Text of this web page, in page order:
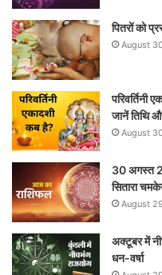
पितरों को
August
परिवर्तिनी
जानें तिथि
August
30 अगस्त
सितारा
August
अक्टूबर में
धन-वर्षा